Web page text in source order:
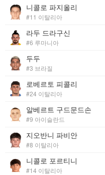
니콜로 파지올리
#11 이탈리아
라두 드라구신
#6 루마니아
두두
#3 브라질
로베르토 피콜리
#24 이탈리아
알베르트 구드문드손
#9 아이슬란드
지오반니 파비안
#8 이탈리아
니콜로 포르티니
#14 이탈리아